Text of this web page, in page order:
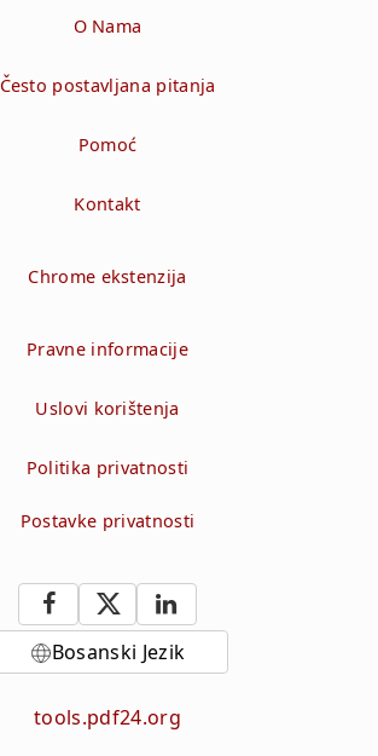
O Nama
Često postavljana pitanja
Pomoć
Kontakt
Chrome ekstenzija
Pravne informacije
Uslovi korištenja
Politika privatnosti
Postavke privatnosti
Bosanski Jezik
tools.pdf24.org